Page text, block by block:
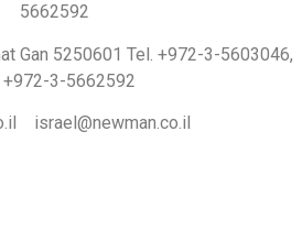
5662592
Gan 5250601 Tel. +972-3-5603046,
3-5662592
israel@newman.co.il